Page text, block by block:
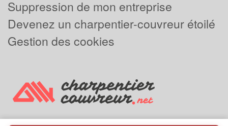
Suppression de mon entreprise
Devenez un charpentier-couvreur étoilé
Gestion des cookies